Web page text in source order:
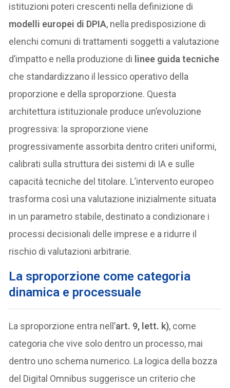
istituzioni poteri crescenti nella definizione di
modelli europei di DPIA, nella predisposizione di
elenchi comuni di trattamenti soggetti a valutazione
d’impatto e nella produzione di linee guida tecniche
che standardizzano il lessico operativo della
proporzione e della sproporzione. Questa
architettura istituzionale produce un’evoluzione
progressiva: la sproporzione viene
progressivamente assorbita dentro criteri uniformi,
calibrati sulla struttura dei sistemi di IA e sulle
capacità tecniche del titolare. L’intervento europeo
trasforma così una valutazione inizialmente situata
in un parametro stabile, destinato a condizionare i
processi decisionali delle imprese e a ridurre il
rischio di valutazioni arbitrarie.
La sproporzione come categoria
dinamica e processuale
La sproporzione entra nell’art. 9, lett. k), come
categoria che vive solo dentro un processo, mai
dentro uno schema numerico. La logica della bozza
del Digital Omnibus suggerisce un criterio che